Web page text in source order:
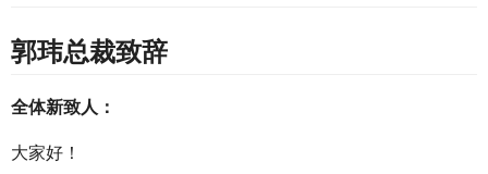
郭玮总裁致辞
全体新致人：
大家好！